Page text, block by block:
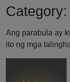
Category:
Ang parabula ay
ito ng mga